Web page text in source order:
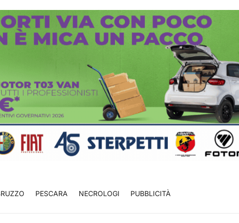
PESCARA NECROLOGI PUBBLICITÀ